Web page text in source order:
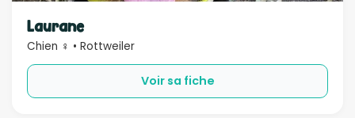
Laurane
Chien ♀ • Rottweiler
Voir sa fiche